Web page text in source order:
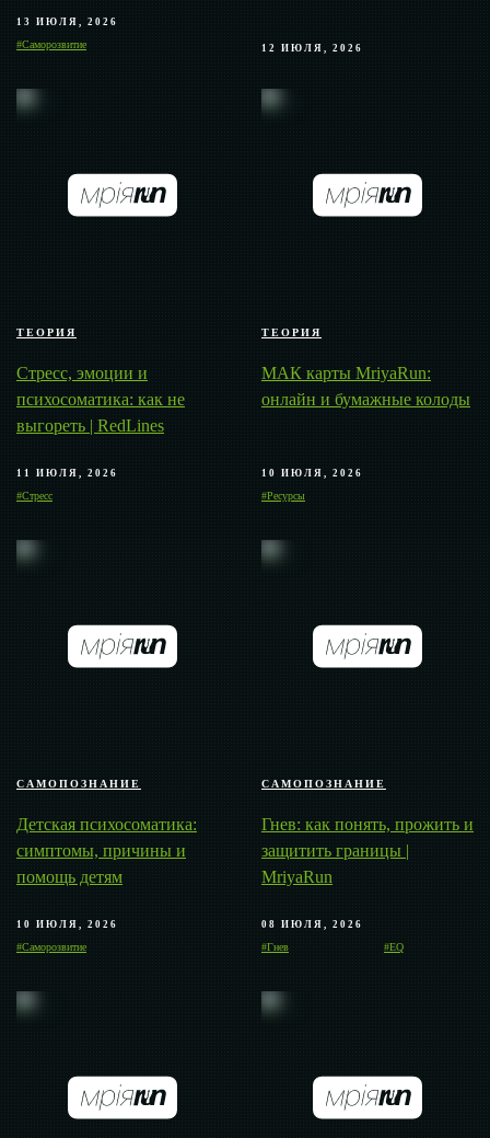
13 ИЮЛЯ, 2026
#Саморозвитие 12 ИЮЛЯ, 2026
ТЕОРИЯ
Стресс, эмоции и
психосоматика: как не
выгореть | RedLines
11 ИЮЛЯ, 2026
#Стресс
ТЕОРИЯ
МАК карты MriyaRun:
онлайн и бумажные колоды
10 ИЮЛЯ, 2026
#Ресурсы
САМОПОЗНАНИЕ
Детская психосоматика:
симптомы, причины и
помощь детям
10 ИЮЛЯ, 2026
#Саморозвитие
САМОПОЗНАНИЕ
Гнев: как понять, прожить и
защитить границы |
MriyaRun
08 ИЮЛЯ, 2026
#Гнев #EQ